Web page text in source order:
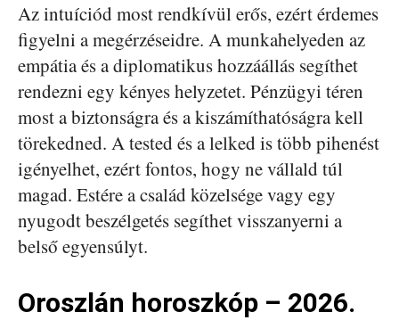
Az intuíciód most rendkívül erős, ezért érdemes
figyelni a megérzéseidre. A munkahelyeden az
empátia és a diplomatikus hozzáállás segíthet
rendezni egy kényes helyzetet. Pénzügyi téren
most a biztonságra és a kiszámíthatóságra kell
törekedned. A tested és a lelked is több pihenést
igényelhet, ezért fontos, hogy ne vállald túl
magad. Estére a család közelsége vagy egy
nyugodt beszélgetés segíthet visszanyerni a
belső egyensúlyt.
Oroszlán horoszkóp – 2026.